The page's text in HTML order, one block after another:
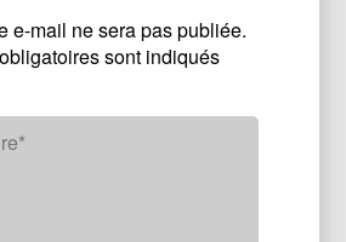
e-mail ne sera pas publiée.
sont indiqués